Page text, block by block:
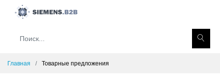
Главная Товарные предложения